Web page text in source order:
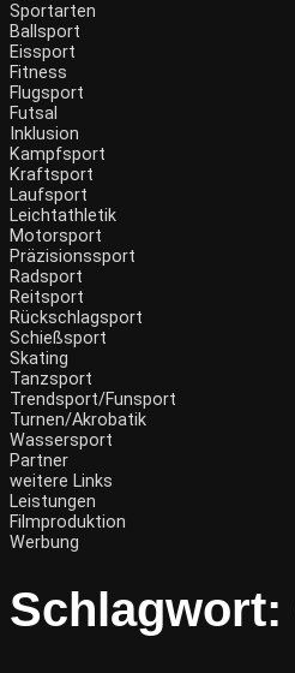
Sportarten
Ballsport
Eissport
Fitness
Flugsport
Futsal
Inklusion
Kampfsport
Kraftsport
Laufsport
Leichtathletik
Motorsport
Präzisionssport
Radsport
Reitsport
Rückschlagsport
Schießsport
Skating
Tanzsport
Trendsport/Funsport
Turnen/Akrobatik
Wassersport
Partner
weitere Links
Leistungen
Filmproduktion
Werbung
Schlagwort: